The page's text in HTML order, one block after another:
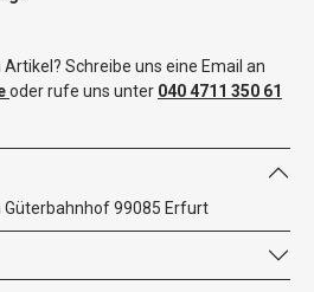
Schreibe uns eine Email an
oder rufe uns unter 040 4711 350 61
Güterbahnhof 99085 Erfurt